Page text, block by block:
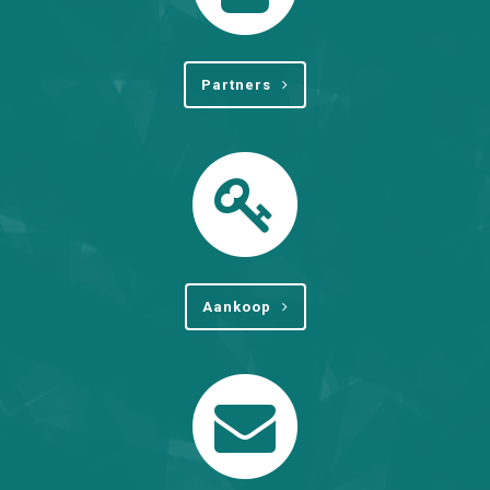
Partners
Aankoop